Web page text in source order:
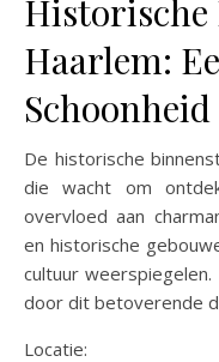
Historische
Haarlem:
Schoonheid
De historische
die wacht om
overvloed aan
en historische
cultuur
door dit betoverende
Locatie: